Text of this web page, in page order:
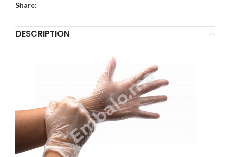
Share:
DESCRIPTION